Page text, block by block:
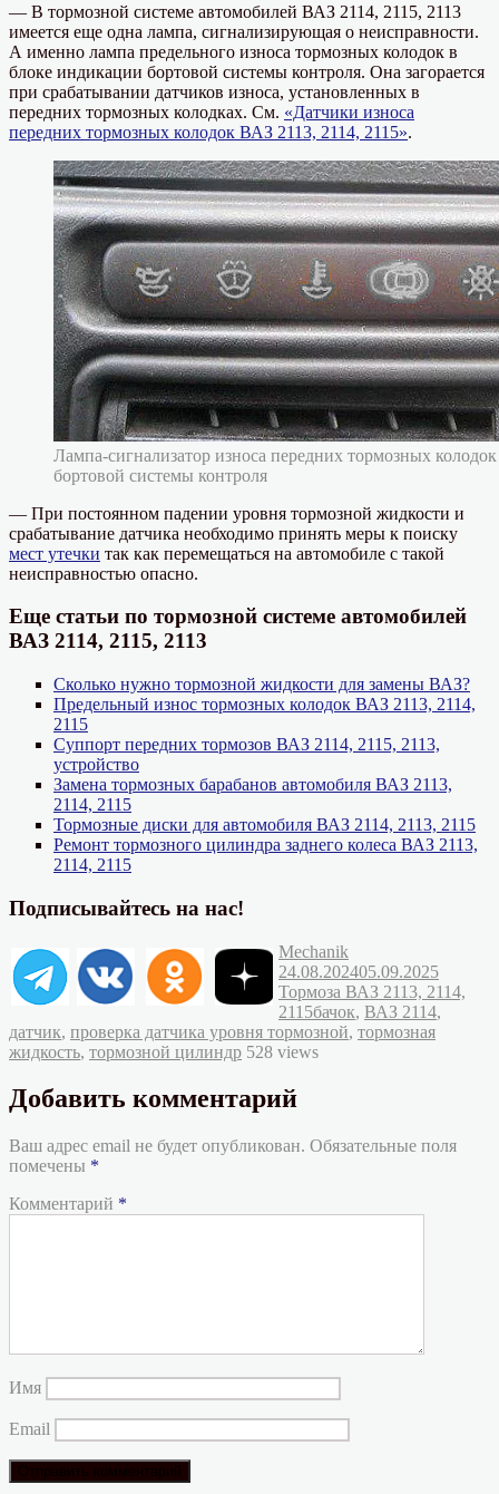
— В тормозной системе автомобилей ВАЗ 2114, 2115, 2113
имеется еще одна лампа, сигнализирующая о неисправности.
А именно лампа предельного износа тормозных колодок в
блоке индикации бортовой системы контроля. Она загорается
при срабатывании датчиков износа, установленных в
передних тормозных колодках. См. «Датчики износа
передних тормозных колодок ВАЗ 2113, 2114, 2115».
Лампа-сигнализатор износа передних тормозных
бортовой системы контроля
— При постоянном падении уровня тормозной жидкости и
срабатывание датчика необходимо принять меры к поиску
мест утечки так как перемещаться на автомобиле с такой
неисправностью опасно.
Еще статьи по тормозной системе автомобилей
ВАЗ 2114, 2115, 2113
Сколько нужно тормозной жидкости для замены ВАЗ?
Предельный износ тормозных колодок ВАЗ 2113, 2114,
2115
Суппорт передних тормозов ВАЗ 2114, 2115, 2113,
устройство
Замена тормозных барабанов автомобиля ВАЗ 2113,
2114, 2115
Тормозные диски для автомобиля ВАЗ 2114, 2113, 2115
Ремонт тормозного цилиндра заднего колеса ВАЗ 2113,
2114, 2115
Подписывайтесь на нас!
Автор
MechanikОпубликовано
24.08.202405.09.2025
Тормоза ВАЗ 2113, 2114,
2115Метки
бачок, ВАЗ 2114,
датчик, проверка датчика уровня тормозной, тормозная
жидкость, тормозной цилиндр 528 views
Добавить комментарий
Ваш адрес email не будет опубликован. Обязательные поля
помечены *
Комментарий *
Имя
Email